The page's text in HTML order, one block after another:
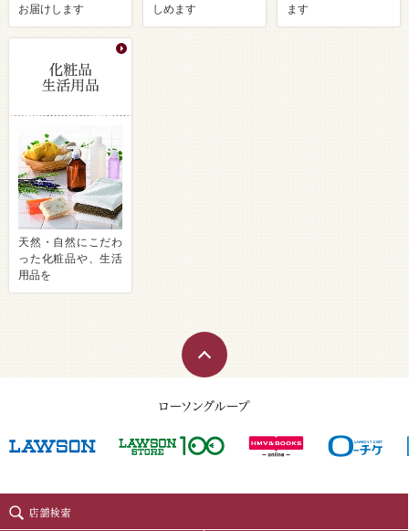
お届けします
しめます
ます
天然・自然にこだわ
った化粧品や、生活
用品を